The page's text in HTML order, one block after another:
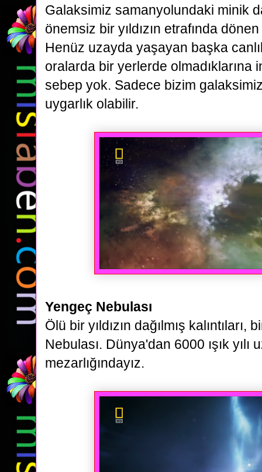
Galaksimiz samanyolundaki minik
önemsiz bir yıldızın etrafında
Henüz uzayda yaşayan başka
oralarda bir yerlerde olmadıklarına
sebep yok. Sadece bizim
uygarlık olabilir.
Yengeç Nebulası
Ölü bir yıldızın dağılmış
Nebulası. Dünya'dan 6000 ışık yılı
mezarlığındayız.